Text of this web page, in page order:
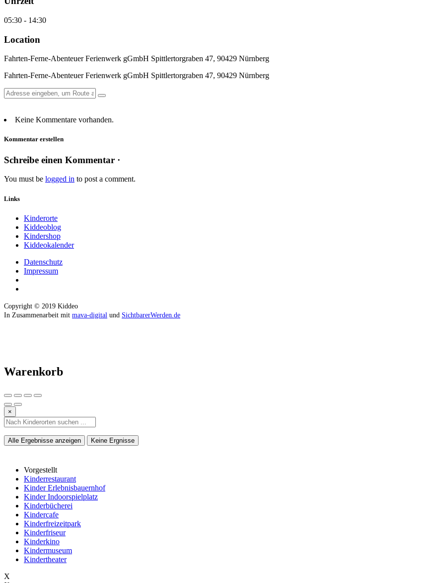
05:30 - 14:30
Location
Fahrten-Ferne-Abenteuer Ferienwerk gGmbH Spittlertorgraben 47, 90429 Nürnberg
Fahrten-Ferne-Abenteuer Ferienwerk gGmbH Spittlertorgraben 47, 90429 Nürnberg
Keine Kommentare vorhanden.
Kommentar erstellen
Schreibe einen Kommentar ·
You must be logged in to post a comment.
Links
Kinderorte
Kiddeoblog
Kindershop
Kiddeokalender
Datenschutz
Impressum
Copyright © 2019 Kiddeo
In Zusammenarbeit mit mava-digital und SichtbarerWerden.de
Warenkorb
×
Alle Ergebnisse anzeigen Keine Ergnisse
Vorgestellt
Kinderrestaurant
Kinder Erlebnisbauernhof
Kinder Indoorspielplatz
Kinderbücherei
Kindercafe
Kinderfreizeitpark
Kinderfriseur
Kinderkino
Kindermuseum
Kindertheater
X